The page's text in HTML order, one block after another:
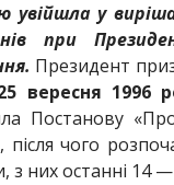
увійшла у
при
Президент
вересня 1996
Постанову
після чого
з них останні 14